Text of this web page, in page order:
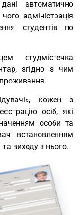
автоматично
адміністрація
студентів по
студмістечка
згідно з чим
кожен з
осіб, які
особи та
і встановленням
виходу з нього.